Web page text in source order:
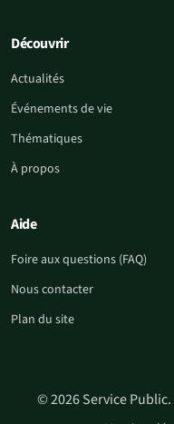
Découvrir
Actualités
Événements de vie
Thématiques
À propos
Aide
Foire aux questions (FAQ)
Nous contacter
Plan du site
© 2026 Service